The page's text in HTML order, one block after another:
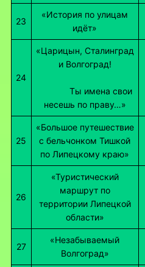
23
«История по улицам
идёт»
24
«Царицын, Сталинград
и Волгоград!
Ты имена свои
несешь по праву…»
25
«Большое путешествие
с бельчонком Тишкой
по Липецкому краю»
26
«Туристический
маршрут по
территории Липецкой
области»
27
«Незабываемый
Волгоград»